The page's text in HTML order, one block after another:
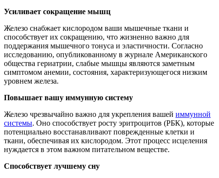
Усиливает сокращение мышц
Железо снабжает кислородом ваши мышечные ткани и
способствует их сокращению, что жизненно важно для
поддержания мышечного тонуса и эластичности. Согласно
исследованию, опубликованному в журнале Американского
общества гериатрии, слабые мышцы являются заметным
симптомом анемии, состояния, характеризующегося низким
уровнем железа.
Повышает вашу иммунную систему
Железо чрезвычайно важно для укрепления вашей иммунной
системы. Оно способствует росту эритроцитов (РБК), которые
потенциально восстанавливают поврежденные клетки и
ткани, обеспечивая их кислородом. Этот процесс исцеления
нуждается в этом важном питательном веществе.
Способствует лучшему сну